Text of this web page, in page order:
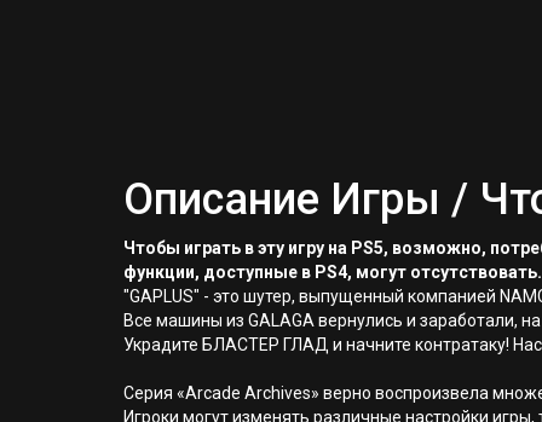
Описание Игры /
Чтобы играть в эту игру на PS5, возможно,
функции, доступные в PS4, могут
"GAPLUS" - это шутер, выпущенный компанией
Все машины из GALAGA вернулись и заработали,
Украдите БЛАСТЕР ГЛАД и начните контратаку!
Серия «Arcade Archives» верно воспроизвела
Игроки могут изменять различные настройки